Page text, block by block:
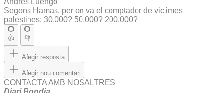
Andrés Luengo
Segons Hamas, per on va el comptador de victimes
palestines: 30.000? 50.000? 200.000?
👍 👎
Afegir resposta
Afegir nou comentari
CONTACTA AMB NOSALTRES